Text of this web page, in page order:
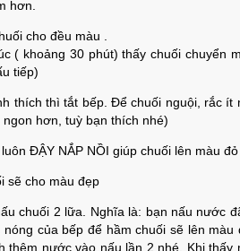
hơn.
cho đều màu .
( khoảng 30 phút) thấy chuối chuyển
tiếp)
thích thì tắt bếp. Để chuối nguội, rắc
hơn, tuỳ bạn thích nhé)
ĐẬY NẮP NỒI giúp chuối lên màu
sẽ cho màu đẹp
chuối 2 lữa. Nghĩa là: bạn nấu nước
của bếp để hầm chuối sẽ lên
thêm nước vào nấu lần 2 nhé. Khi